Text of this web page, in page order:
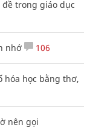
trong giáo dục
nhớ 106
hóa học bằng thơ,
nên gọi